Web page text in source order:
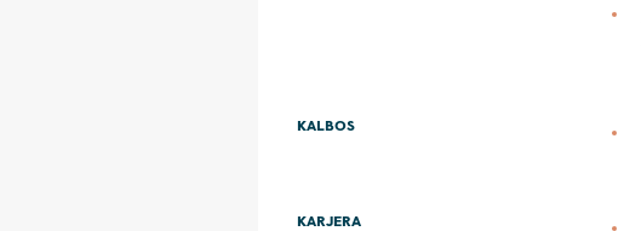
KALBOS
KARJERA